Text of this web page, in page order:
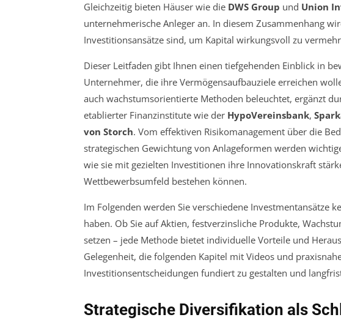
Gleichzeitig bieten Häuser wie die DWS Group und Union
unternehmerische Anleger an. In diesem Zusammenhang
Investitionsansätze sind, um Kapital wirkungsvoll zu
Dieser Leitfaden gibt Ihnen einen tiefgehenden Einblick in
Unternehmer, die ihre Vermögensaufbauziele erreichen
auch wachstumsorientierte Methoden beleuchtet, ergänzt
etablierter Finanzinstitute wie der HypoVereinsbank,
von Storch. Vom effektiven Risikomanagement über die
strategischen Gewichtung von Anlageformen werden
wie sie mit gezielten Investitionen ihre Innovationskraft
Wettbewerbsumfeld bestehen können.
Im Folgenden werden Sie verschiedene Investmentansätze
haben. Ob Sie auf Aktien, festverzinsliche Produkte,
setzen – jede Methode bietet individuelle Vorteile und
Gelegenheit, die folgenden Kapitel mit Videos und
Investitionsentscheidungen fundiert zu gestalten und
Strategische Diversifikation als